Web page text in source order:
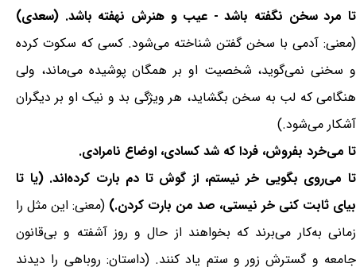
تا مرد سخن نگفته باشد - عیب و هنرش نهفته باشد. (سعدی)
(معنی: آدمی با سخن گفتن شناخته می‌شود. کسی که سکوت کرده
و سخنی نمی‌گوید، شخصیت او بر همگان پوشیده می‌ماند، ولی
هنگامی که لب به سخن بگشاید، هر ویژگی بد و نیک او بر دیگران
آشکار می‌شود.)
تا می‌خرد بفروش، فردا که شد کسادی، اوضاع نامرادی.
تا می‌روی بگویی خر نیستم، از گوش تا دم بارت کرده‌اند. (یا تا
بیای ثابت کنی خر نیستی، صد من بارت کردن.) (معنی: این مثل را
زمانی به‌کار می‌برند که بخواهند از حال و روز آشفته و بی‌قانون
جامعه و گسترش زور و ستم یاد کنند. (داستان: روباهی را دیدند